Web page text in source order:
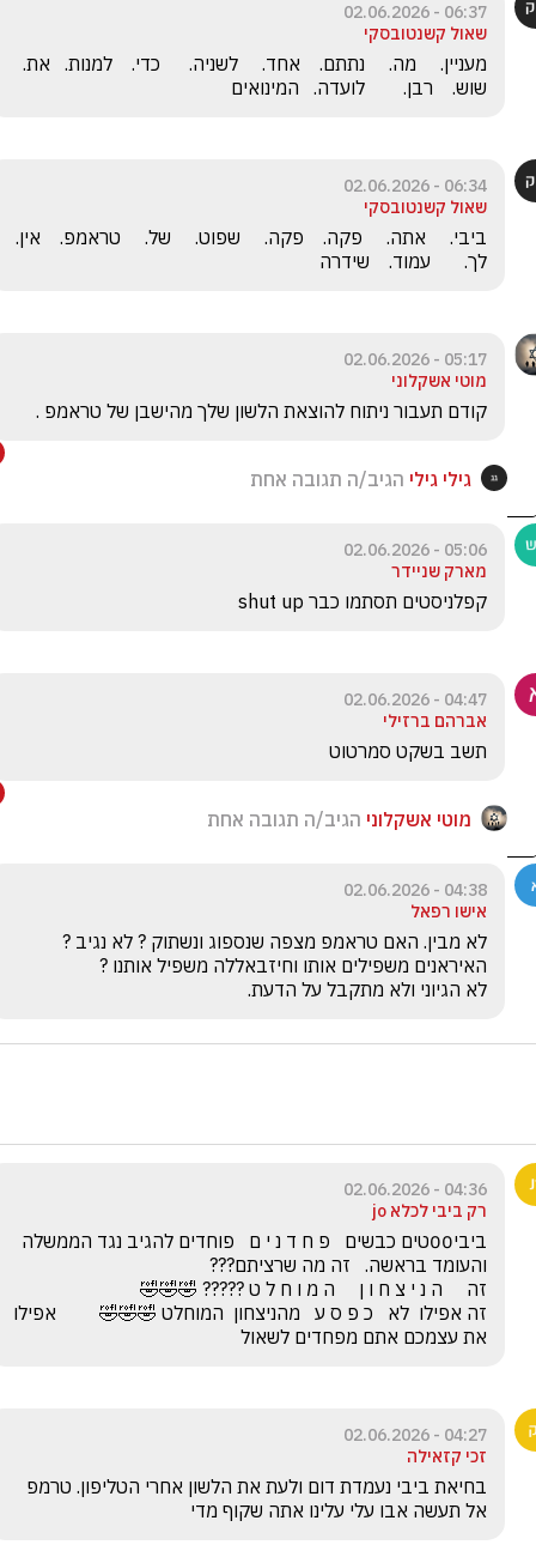
06:37 - 02.06.2026
שאול קשנטובסקי
שוש.    רבן.        לועדה.   המינואים
06:34 - 02.06.2026
שאול קשנטובסקי
לך.       עמוד.    שידרה
05:17 - 02.06.2026
מוטי אשקלוני
קודם תעבור ניתוח להוצאת הלשון שלך מהישבן של טראמפ .
גילי גילי הגיב/ה תגובה אחת
05:06 - 02.06.2026
מארק שניידר
קפלניסטים תסתמו כבר shut up
04:47 - 02.06.2026
אברהם ברזילי
תשב בשקט סמרטוט
מוטי אשקלוני הגיב/ה תגובה אחת
04:38 - 02.06.2026
אישו רפאל
לא הגיוני ולא מתקבל על הדעת.
04:36 - 02.06.2026
רק ביבי לכלא jo
את עצמכם אתם מפחדים לשאול
04:27 - 02.06.2026
זכי קזאילה
אל תעשה אבו עלי עלינו אתה שקוף מדי